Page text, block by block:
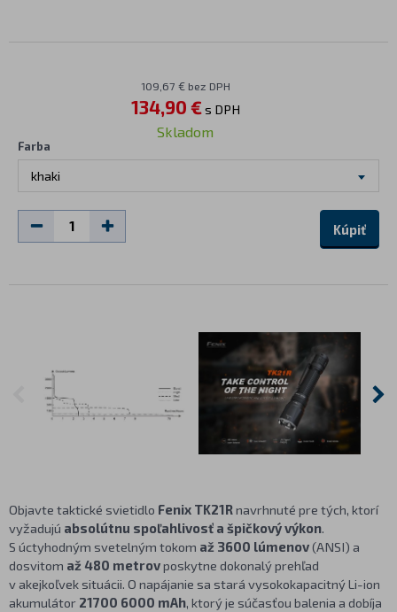
109,67 € bez DPH
134,90 €s DPH
Skladom
Farba
khaki
Kúpiť
Objavte taktické svietidlo Fenix TK21Rnavrhnuté pre tých, ktorí
vyžadujú absolútnu spoľahlivosť a špičkový výkon.
S úctyhodným svetelným tokom až 3600 lúmenov(ANSI) a
dosvitom až 480 metrovposkytne dokonalý prehľad
v akejkoľvek situácii. O napájanie sa stará vysokokapacitný Li-ion
akumulátor 21700 6000 mAh, ktorý je súčasťou balenia a dobíja